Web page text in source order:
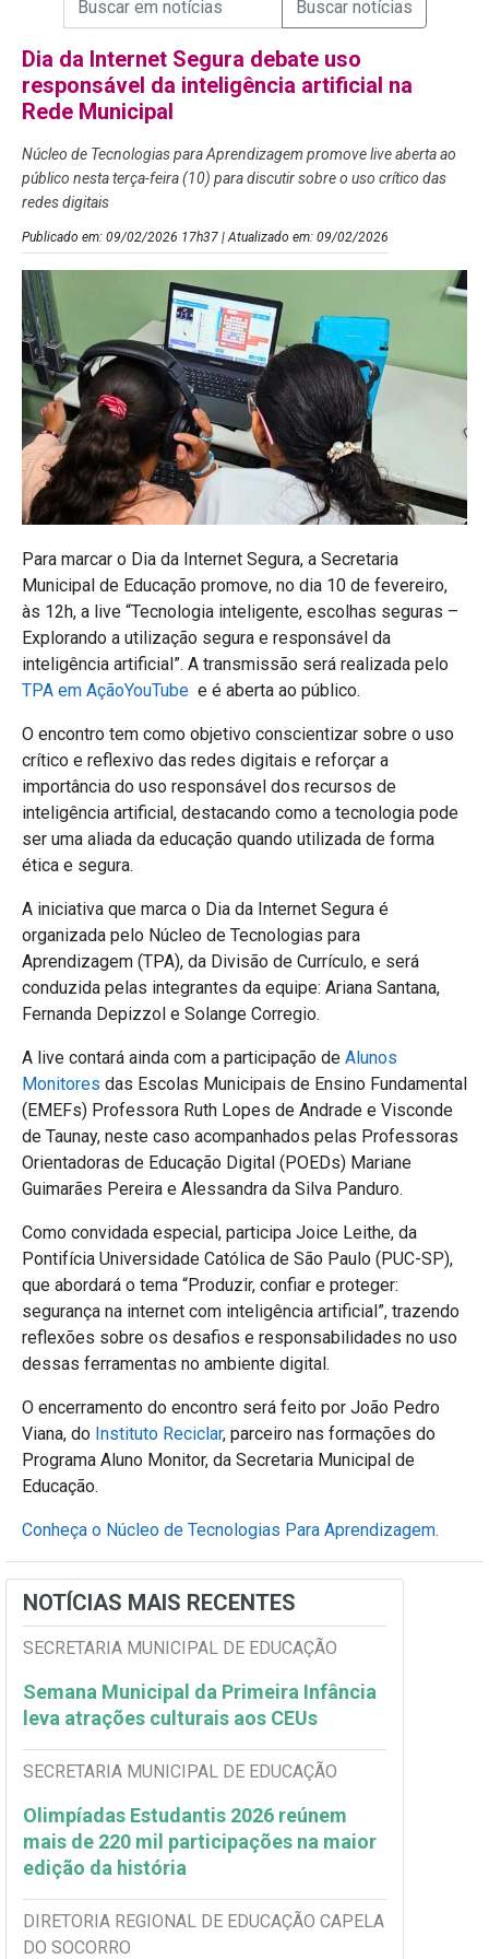
Dia da Internet Segura debate uso
responsável da inteligência artificial na
Rede Municipal
Núcleo de Tecnologias para Aprendizagem promove live aberta ao
público nesta terça-feira (10) para discutir sobre o uso crítico das
redes digitais
Publicado em: 09/02/2026 17h37 | Atualizado em: 09/02/2026
Para marcar o Dia da Internet Segura, a Secretaria
Municipal de Educação promove, no dia 10 de fevereiro,
às 12h, a live “Tecnologia inteligente, escolhas seguras –
Explorando a utilização segura e responsável da
inteligência artificial”. A transmissão será realizada pelo
TPA em AçãoYouTube e é aberta ao público.
O encontro tem como objetivo conscientizar sobre o uso
crítico e reflexivo das redes digitais e reforçar a
importância do uso responsável dos recursos de
inteligência artificial, destacando como a tecnologia pode
ser uma aliada da educação quando utilizada de forma
ética e segura.
A iniciativa que marca o Dia da Internet Segura é
organizada pelo Núcleo de Tecnologias para
Aprendizagem (TPA), da Divisão de Currículo, e será
conduzida pelas integrantes da equipe: Ariana Santana,
Fernanda Depizzol e Solange Corregio.
A live contará ainda com a participação de Alunos
Monitores das Escolas Municipais de Ensino Fundamental
(EMEFs) Professora Ruth Lopes de Andrade e Visconde
de Taunay, neste caso acompanhados pelas Professoras
Orientadoras de Educação Digital (POEDs) Mariane
Guimarães Pereira e Alessandra da Silva Panduro.
Como convidada especial, participa Joice Leithe, da
Pontifícia Universidade Católica de São Paulo (PUC-SP),
que abordará o tema “Produzir, confiar e proteger:
segurança na internet com inteligência artificial”, trazendo
reflexões sobre os desafios e responsabilidades no uso
dessas ferramentas no ambiente digital.
O encerramento do encontro será feito por João Pedro
Viana, do Instituto Reciclar, parceiro nas formações do
Programa Aluno Monitor, da Secretaria Municipal de
Educação.
Conheça o Núcleo de Tecnologias Para Aprendizagem.
NOTÍCIAS MAIS RECENTES
SECRETARIA MUNICIPAL DE EDUCAÇÃO
Semana Municipal da Primeira Infância
leva atrações culturais aos CEUs
SECRETARIA MUNICIPAL DE EDUCAÇÃO
Olimpíadas Estudantis 2026 reúnem
mais de 220 mil participações na maior
edição da história
DIRETORIA REGIONAL DE EDUCAÇÃO CAPELA
DO SOCORRO